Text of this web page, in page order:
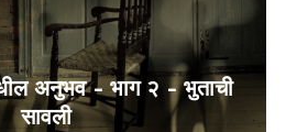
अनुभव – भाग २ – भुताची
सावली